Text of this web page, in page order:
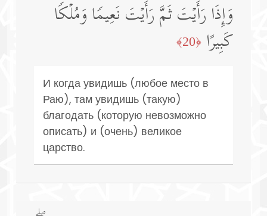
وَإِذَا رَأَیۡتَ ثَمَّ رَأَیۡتَ نَعِیمࣰا وَمُلۡكࣰا
كَبِیرًا ﴿20﴾
И когда увидишь (любое место в
Раю), там увидишь (такую)
благодать (которую невозможно
описать) и (очень) великое
царство.